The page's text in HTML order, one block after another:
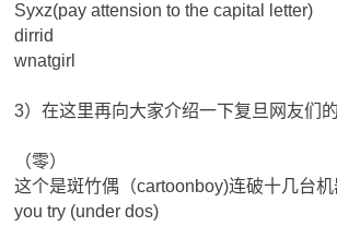
Syxz(pay attension to the capital letter)
dirrid
wnatgirl
3）在这里再向大家介绍一下复旦网友们
（零）
这个是斑竹偶（cartoonboy)连破十几台
you try (under dos)